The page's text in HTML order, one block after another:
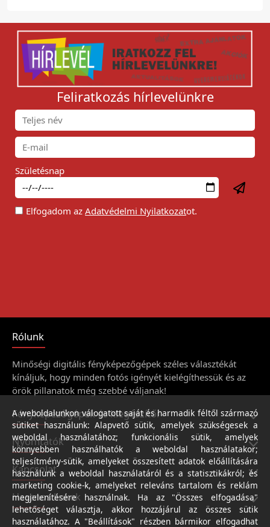
Feliratkozás hírlevelünkre
Születésnap
Elfogadom az Adatvédelmi Nyilatkozatot.
Rólunk
Minőségi digitális fényképezőgépek széles választékát
kínáljuk, hogy minden fotós igényét kielégíthessük és az
örök pillanatok még szebbé váljanak!
Fényképezőgépek és kiegészítői
Nyomtatók
Kapcsolat
Hasznos linkek
A weboldalunkon válogatott saját és harmadik féltől származó
sütiket használunk: Alapvető sütik, amelyek szükségesek a
weboldal használatához; funkcionális sütik, amelyek
könnyebben használhatók a weboldal használatakor;
teljesítmény-sütik, amelyeket összesített adatok előállítására
használunk a weboldal használatáról és a statisztikákról; és
marketing cookie-k, amelyeket releváns tartalom és reklám
megjelenítésére használnak. Ha az "Összes elfogadása"
lehetőséget választja, akkor hozzájárul az összes sütik
használatához. A "Beállítások" részben bármikor elfogadhat